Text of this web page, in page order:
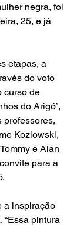
negra, foi
25, e já
etapas, a
do voto
curso de
do Arigó’,
professores,
Kozlowski,
e Alan
para a
a inspiração
“Essa pintura